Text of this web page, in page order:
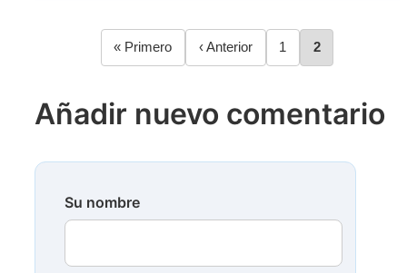
Paginación
Primera
página
« Primero
Página
anterior
‹ Anterior Página
1 Página
2
Añadir nuevo comentario
Su nombre